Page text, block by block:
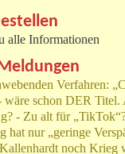
alle Informationen
Verfahren:
wäre schon DER
- Zu alt für
hat nur „geringe
noch Krieg